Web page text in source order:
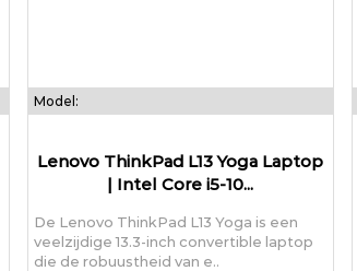
Model:
Lenovo ThinkPad L13 Yoga Laptop
| Intel Core i5-10...
De Lenovo ThinkPad L13 Yoga is een
veelzijdige 13.3-inch convertible laptop
die de robuustheid van e..